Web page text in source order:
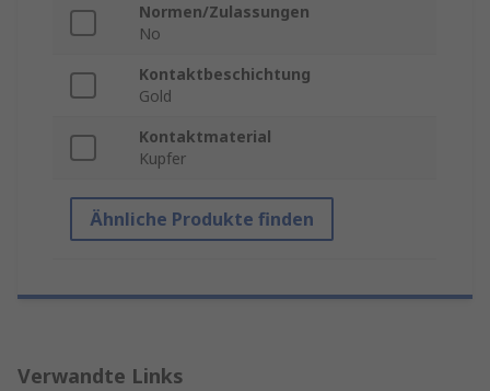
Normen/Zulassungen
No
Kontaktbeschichtung
Gold
Kontaktmaterial
Kupfer
Ähnliche Produkte finden
Verwandte Links